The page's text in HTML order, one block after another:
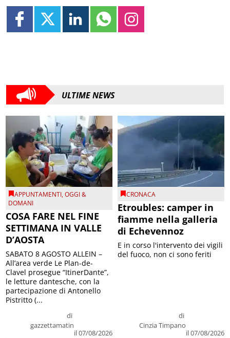
ULTIME NEWS
APPUNTAMENTI,OGGI &
DOMANI
COSA FARE NEL FINE
SETTIMANA IN VALLE
D’AOSTA
di
gazzettamatin
il 07/08/2026
SABATO 8 AGOSTO ALLEIN –
All’area verde Le Plan-de-
Clavel prosegue “ItinerDante”,
le letture dantesche, con la
partecipazione di Antonello
Pistritto (...
CRONACA
Etroubles: camper in
fiamme nella galleria
di Echevennoz
di
Cinzia Timpano
il 07/08/2026
E in corso l'intervento dei vigili
del fuoco, non ci sono feriti